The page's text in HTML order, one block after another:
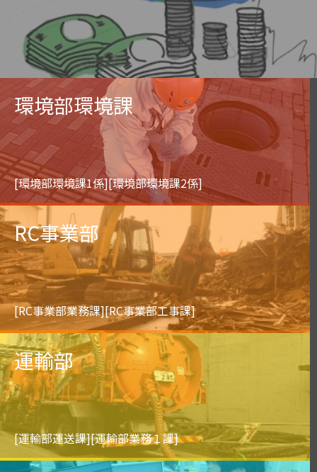
環境部環境課
[環境部環境課1係][環境部環境課2係]
Environmental Department
RC事業部
[RC事業部業務課][RC事業部工事課]
RC Department
運輸部
[運輸部運送課][運輸部業務１課]